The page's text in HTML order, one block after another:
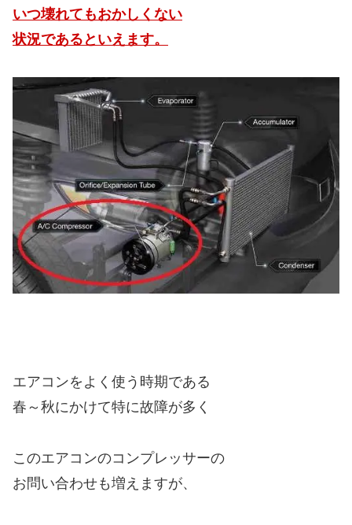
いつ壊れてもおかしくない
状況であるといえます。
エアコンをよく使う時期である
春～秋にかけて特に故障が多く
このエアコンのコンプレッサーの
お問い合わせも増えますが、